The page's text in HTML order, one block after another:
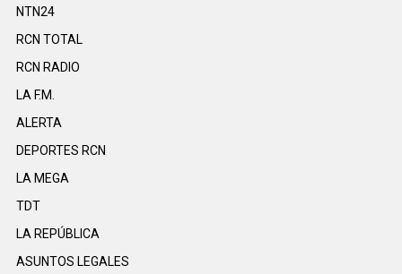
NTN24
RCN TOTAL
RCN RADIO
LA F.M.
ALERTA
DEPORTES RCN
LA MEGA
TDT
LA REPÚBLICA
ASUNTOS LEGALES